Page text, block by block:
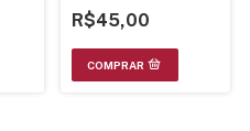
R$45,00